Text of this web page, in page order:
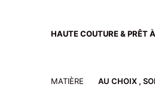
HAUTE COUTURE & PRÊT
MATIÈRE AU CHOIX ,